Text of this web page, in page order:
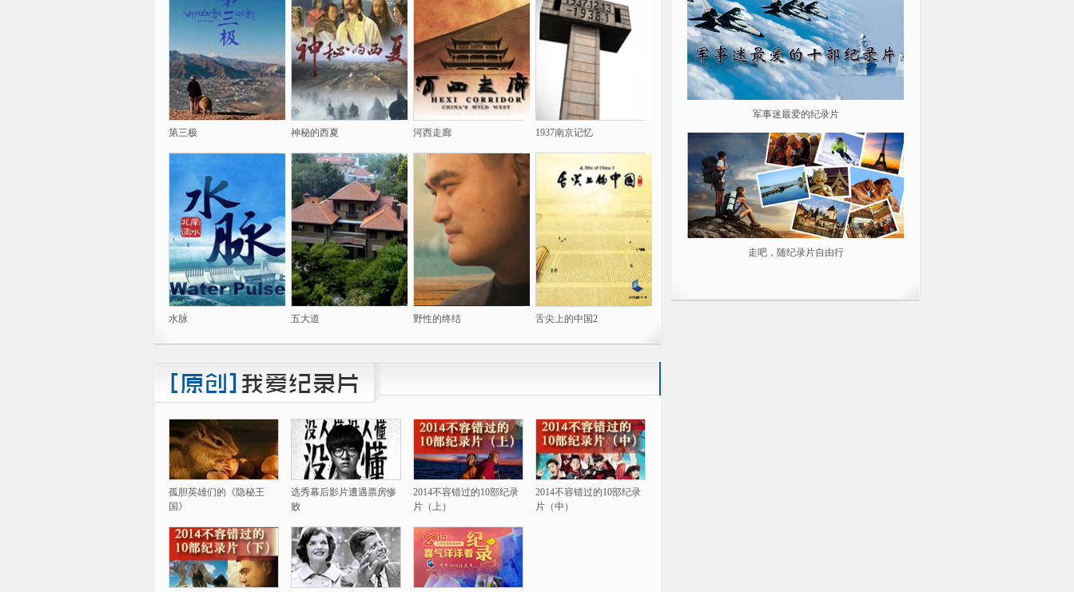
第三极 神秘的西夏 河西走廊 1937南京记忆
水脉 五大道 野性的终结 舌尖上的中国2
孤胆英雄们的《隐秘王
国》
选秀幕后影片遭遇票房惨
败
2014不容错过的10部纪录
片（上）
2014不容错过的10部纪录
片（中）
军事迷最爱的纪录片
走吧，随纪录片自由行